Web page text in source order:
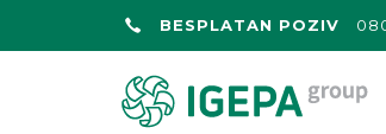
BESPLATAN POZIV